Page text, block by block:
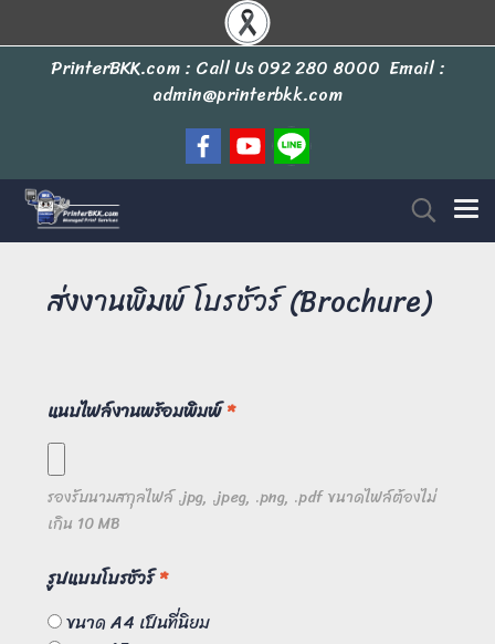
PrinterBKK.com : Call Us092 280 8000 Email :
admin@printerbkk.com
ส่งงานพิมพ์ โบรชัวร์ (Brochure)
แนบไฟล์งานพร้อมพิมพ์ *
รองรับนามสกุลไฟล์.jpg, .jpeg, .png, .pdfขนาดไฟล์ต้องไม่
เกิน 10MB
รูปแบบโบรชัวร์ *
ขนาด A4 เป็นที่นิยม